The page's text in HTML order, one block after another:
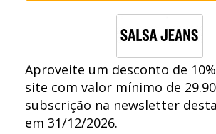
Aproveite um desconto de
site com valor mínimo de
subscrição na newsletter
em 31/12/2026.